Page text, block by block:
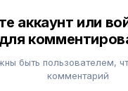
аккаунт или
для
быть пользователем,
комментарий